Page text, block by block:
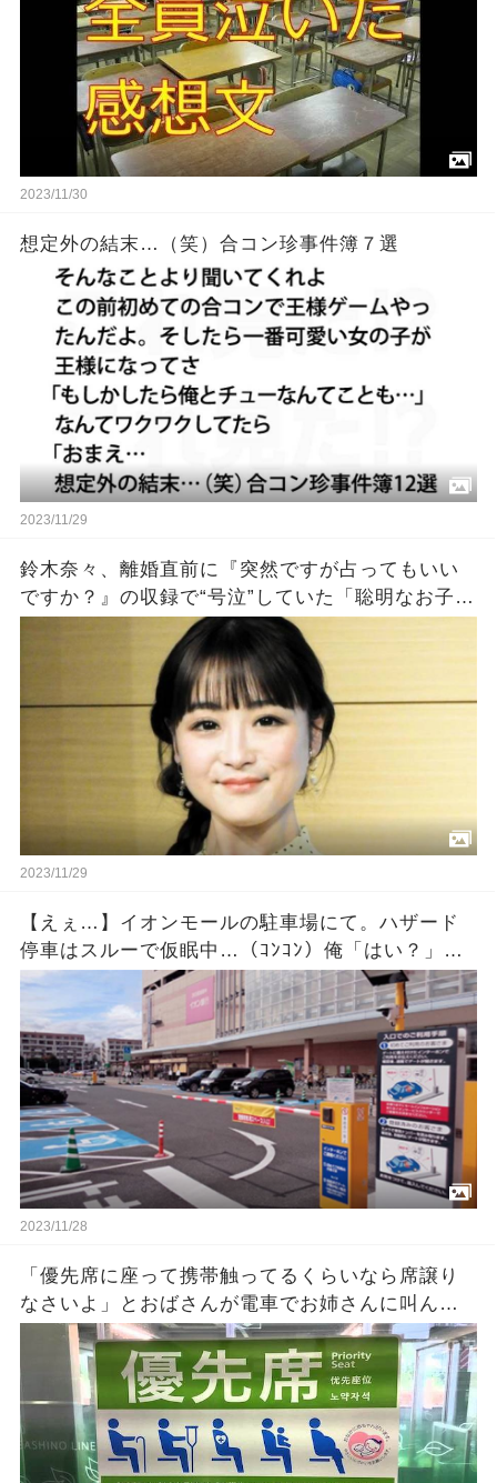
2023/11/30
想定外の結末…（笑）合コン珍事件簿７選
2023/11/29
鈴木奈々、離婚直前に『突然ですが占ってもいい
ですか？』の収録で“号泣”していた「聡明なお子さ
んを授かります」涙のウラにあった切実すぎる事
2023/11/29
【えぇ…】イオンモールの駐車場にて。ハザード
停車はスルーで仮眠中…（ｺﾝｺﾝ）俺「はい？」相
手『出ないんですか？』「休んでるだけだけ
ど・・・」 →
2023/11/28
「優先席に座って携帯触ってるくらいなら席譲り
なさいよ」とおばさんが電車でお姉さんに叫ん
だ！そうするとそのお姉さんが急に泣き出しまし
た・・ → その理由を知って今の日本の現状に情
けなくなってきた！